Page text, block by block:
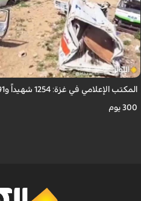
خرقاً وانتهاكاً لاتفاق "وقف إطلاق النار" الممتد منذ 300 يوم، ما
300 يوم